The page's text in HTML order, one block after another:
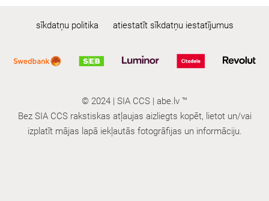
sīkdatņu politika atiestatīt sīkdatņu iestatījumus
© 2024 | SIA CCS | abe.lv ™
Bez SIA CCS rakstiskas atļaujas aizliegts kopēt, lietot un/vai
izplatīt mājas lapā iekļautās fotogrāfijas un informāciju.